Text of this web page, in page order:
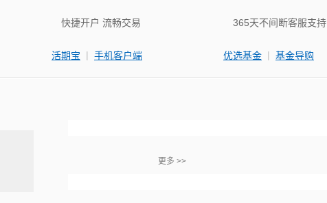
快捷开户 流畅交易
活期宝 | 手机客户端
365天不间断客服支持
优选基金 | 基金导购
更多 >>